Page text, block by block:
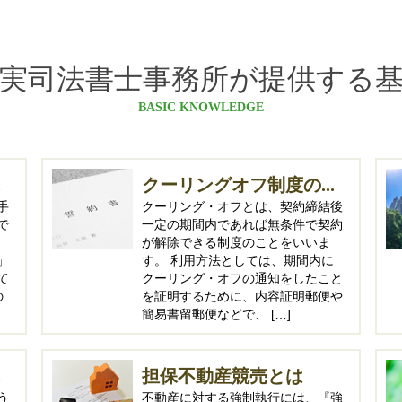
司法書士事務所が提供する
BASIC KNOWLEDGE
クーリングオフ制度の...
クーリング・オフとは、契約締結後
一定の期間内であれば無条件で契約
が解除できる制度のことをいいま
す。 利用方法としては、期間内に
クーリング・オフの通知をしたこと
を証明するために、内容証明郵便や
簡易書留郵便などで、 […]
担保不動産競売とは
不動産に対する強制執行には、『強